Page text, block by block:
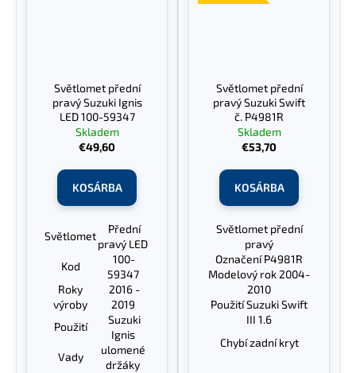
Světlomet přední
pravý Suzuki Ignis
LED 100-59347
Skladem
€49,60
KOSÁRBA
Světlomet
Přední
pravý LED
Kod
100-
59347
Roky
výroby
2016 -
2019
Použití
Suzuki
Ignis
Vady
ulomené
držáky
Světlomet přední
pravý Suzuki Swift
č. P4981R
Skladem
€53,70
KOSÁRBA
Světlomet přední
pravý
Označení P4981R
Modelový rok 2004-
2010
Použití Suzuki Swift
III 1.6
Chybí zadní kryt